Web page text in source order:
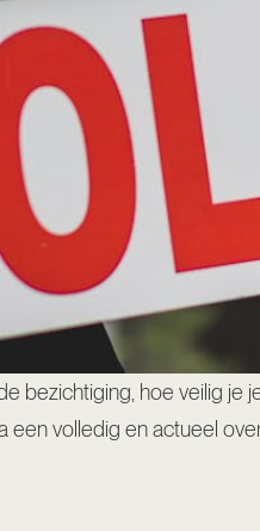
bezichtiging, hoe veilig je
volledig en actueel